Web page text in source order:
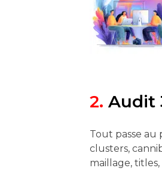
2. Audit
Tout passe au
clusters,
maillage,